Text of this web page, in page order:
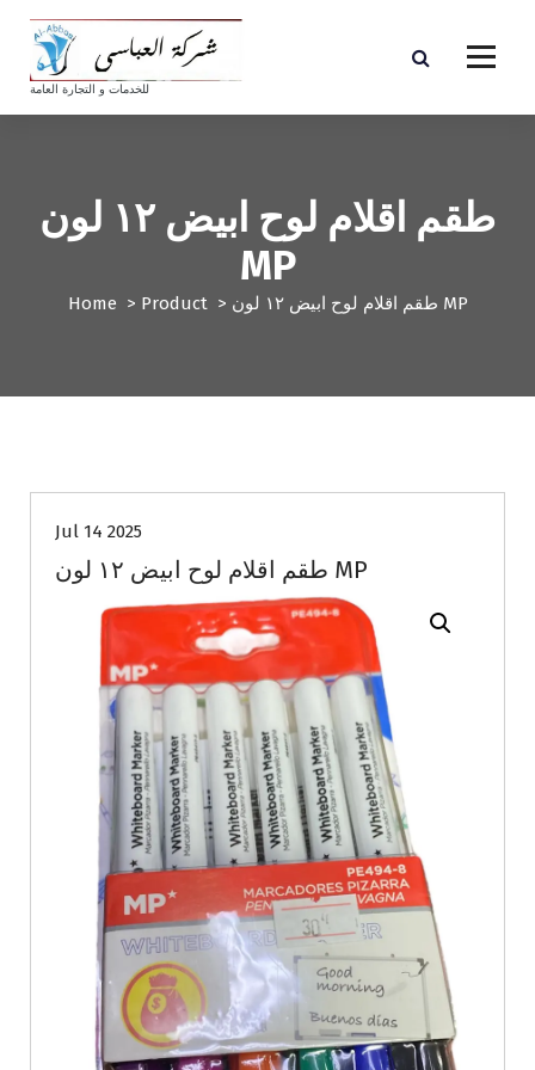
t
للخدمات و التجارة العامة
طقم اقلام لوح ابيض ١٢ لون
MP
Home > Product> طقم اقلام لوح ابيض ١٢ لون MP
Jul 14 2025
طقم اقلام لوح ابيض ١٢ لون MP